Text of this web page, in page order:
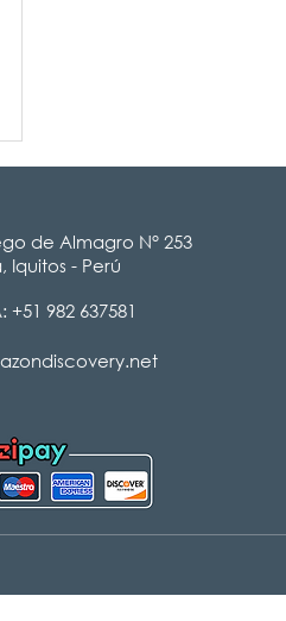
de Almagro N° 253
Iquitos - Perú
+51 982 637581